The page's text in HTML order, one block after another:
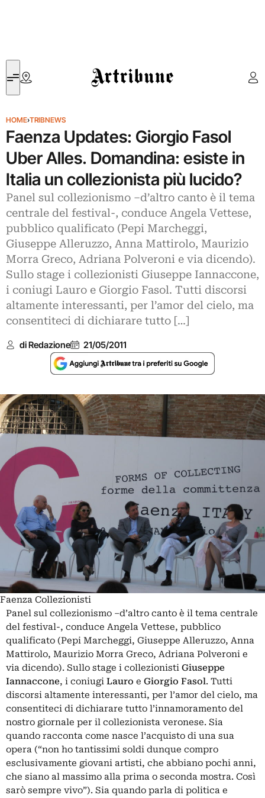
Artribune
HOME›TRIBNEWS
Faenza Updates: Giorgio Fasol
Uber Alles. Domandina: esiste in
Italia un collezionista più lucido?
Panel sul collezionismo –d’altro canto è il tema
centrale del festival-, conduce Angela Vettese,
pubblico qualificato (Pepi Marcheggi,
Giuseppe Alleruzzo, Anna Mattirolo, Maurizio
Morra Greco, Adriana Polveroni e via dicendo).
Sullo stage i collezionisti Giuseppe Iannaccone,
i coniugi Lauro e Giorgio Fasol. Tutti discorsi
altamente interessanti, per l’amor del cielo, ma
consentiteci di dichiarare tutto […]
di Redazione 21/05/2011
Faenza Collezionisti
Panel sul collezionismo –d’altro canto è il tema centrale
del festival-, conduce Angela Vettese, pubblico
qualificato (Pepi Marcheggi, Giuseppe Alleruzzo, Anna
Mattirolo, Maurizio Morra Greco, Adriana Polveroni e
via dicendo). Sullo stage i collezionisti Giuseppe
Iannaccone, i coniugi Lauro e Giorgio Fasol. Tutti
discorsi altamente interessanti, per l’amor del cielo, ma
consentiteci di dichiarare tutto l’innamoramento del
nostro giornale per il collezionista veronese. Sia
quando racconta come nasce l’acquisto di una sua
opera (“non ho tantissimi soldi dunque compro
esclusivamente giovani artisti, che abbiano pochi anni,
che siano al massimo alla prima o seconda mostra. Così
sarò sempre vivo”). Sia quando parla di politica e